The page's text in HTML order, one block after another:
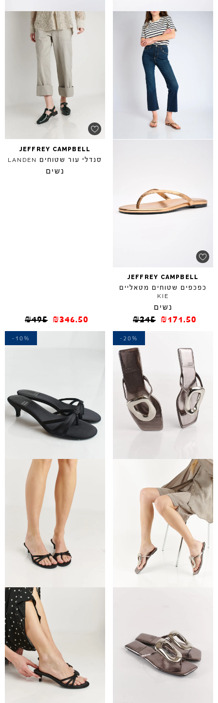
JEFFREY CAMPBELL
כפכפים שטוחים מטאליים
KIE
נשים
₪245 ₪171.50
JEFFREY CAMPBELL
סנדלי עור שטוחים LANDEN
נשים
₪495 ₪346.50
-20%
-10%